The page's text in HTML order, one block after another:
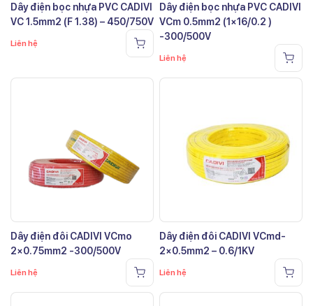
Dây điện bọc nhựa PVC CADIVI
VC 1.5mm2 (F 1.38) – 450/750V
Liên hệ
Dây điện bọc nhựa PVC CADIVI
VCm 0.5mm2 (1×16/0.2 )
-300/500V
Liên hệ
Dây điện đôi CADIVI VCmo
2×0.75mm2 -300/500V
Liên hệ
Dây điện đôi CADIVI VCmd-
2×0.5mm2 – 0.6/1KV
Liên hệ